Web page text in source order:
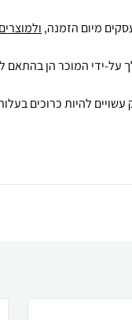
על-ידי המוכר הן בהתאם
עשויים להיות כרוכים